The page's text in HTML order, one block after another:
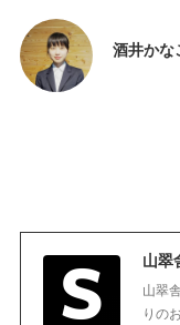
酒井かな
山翠
山翠
りの